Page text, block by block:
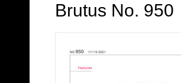
Brutus No.